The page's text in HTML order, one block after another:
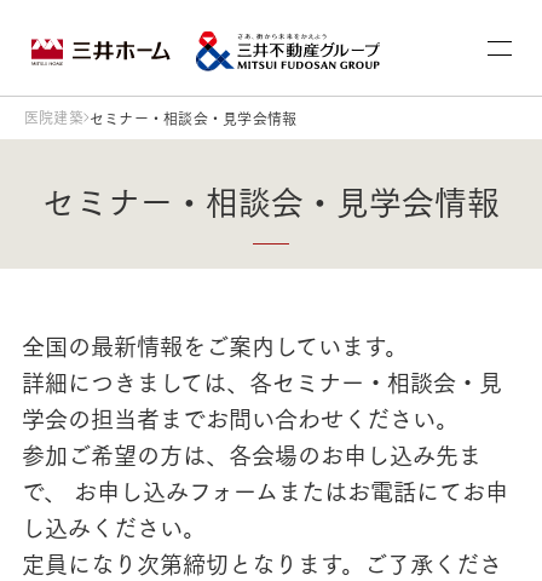
医院建築 セミナー・相談会・見学会情報
セミナー・相談会・見学会情報
全国の最新情報をご案内しています。
詳細につきましては、各セミナー・相談会・見
学会の担当者までお問い合わせください。
参加ご希望の方は、各会場のお申し込み先ま
で、 お申し込みフォームまたはお電話にてお申
し込みください。
定員になり次第締切となります。ご了承くださ